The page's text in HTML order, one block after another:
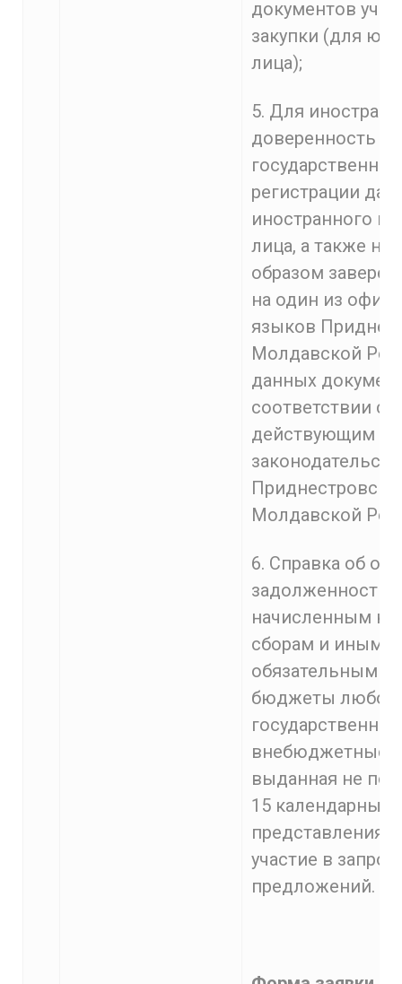
документов
закупки (для
лица);
5. Для
доверенность и
государственной
регистрации
иностранного
лица, а также
образом
на один из
языков
Молдавской
данных
соответствии с
действующим
Молдавской
6. Справка об
задолженности
начисленным
сборам и иным
обязательным
бюджеты
государственные
внебюджетные
выданная не
15 календарных
представления
участие в
предложений.